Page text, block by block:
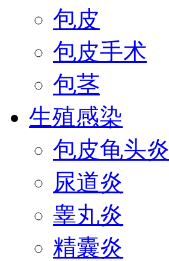
包皮
包皮手术
包茎
生殖感染
包皮龟头炎
尿道炎
睾丸炎
精囊炎